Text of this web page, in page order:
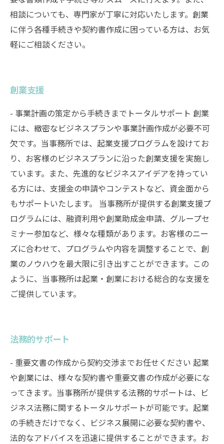
相談についても、専門家が丁寧に対応いたします。創業
に伴う各種手続きや契約書作成に困っている方は、お気
軽にご相談ください。
創業支援
- 事業計画の策定から手続きまでトータルサポート 創業
には、緻密なビジネスプランや事業計画作成が必要不可
欠です。当事務所では、起業支援プログラムを設けてお
り、お客様のビジネスプランに沿った創業支援を実施し
ています。また、先進的なビジネスアイデアを持ってい
る方には、支援金の申請やコンテストなど、資金面から
もサポートいたします。 当事務所が提供する創業支援プ
ログラムには、融資利用や創業助成金申請、グループセ
ミナー参加など、様々な種類があります。お客様のニー
ズに合わせて、プログラムや内容を調整することで、創
業のノウハウを最大限に引き出すことができます。この
ように、当事務所は起業・創業における総合的な支援を
ご提供しています。
法務的サポート
- 重要文書の作成から契約交渉までお任せください 起業
や創業には、様々な契約書や重要文書の作成が必要にな
ってきます。当事務所が提供する法務的サポートは、ビ
ジネス法務に関するトータルサポートが可能です。起業
の手続きだけでなく、ビジネス展開に必要な契約書や、
法的なアドバイスを迅速に提供することができます。お